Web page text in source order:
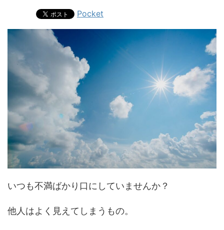
Pocket
いつも不満ばかり口にしていませんか？
他人はよく見えてしまうもの。